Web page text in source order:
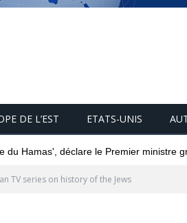
DE L’EST ETATS-UNIS
du Hamas', déclare le Premier ministre
TV series on history of the Jews